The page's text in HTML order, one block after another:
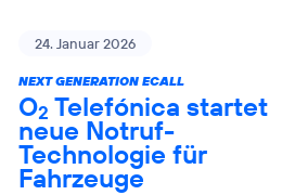
24. Januar 2026
NEXT GENERATION ECALL
O2 Telefónica startet
neue Notruf-
Technologie für
Fahrzeuge